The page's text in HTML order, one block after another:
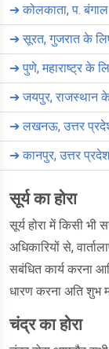
➔कोलकाता, प.
➔सूरत, गुजरात के
➔पुणे, महाराष्ट्र के
➔जयपुर, राजस्थान
➔लखनऊ, उत्तर
➔कानपुर, उत्तर
सूर्य का होरा
सूर्य होरा में किसी भी
अधिकारियों से,
सबंधित कार्य करना
धारण करना अति शुभ
चंद्र का होरा